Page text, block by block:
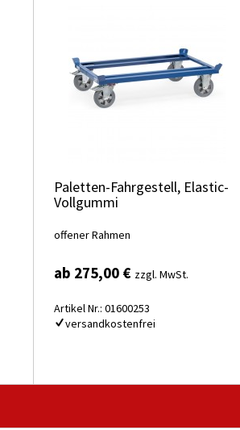
Paletten-Fahrgestell, Elastic-
Vollgummi
offener Rahmen
ab 275,00 € zzgl. MwSt.
Artikel Nr.: 01600253
versandkostenfrei